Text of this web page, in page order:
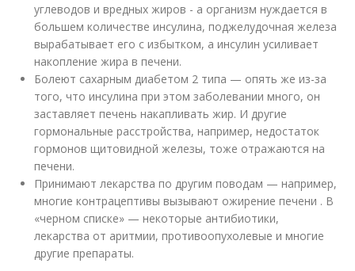
углеводов и вредных жиров - а организм нуждается в
большем количестве инсулина, поджелудочная железа
вырабатывает его с избытком, а инсулин усиливает
накопление жира в печени.
Болеют сахарным диабетом 2 типа — опять же из-за
того, что инсулина при этом заболевании много, он
заставляет печень накапливать жир. И другие
гормональные расстройства, например, недостаток
гормонов щитовидной железы, тоже отражаются на
печени.
Принимают лекарства по другим поводам — например,
многие контрацептивы вызывают ожирение печени . В
«черном списке» — некоторые антибиотики,
лекарства от аритмии, противоопухолевые и многие
другие препараты.